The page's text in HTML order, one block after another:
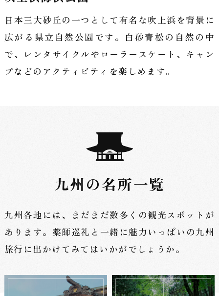
日本三大砂丘の一つとして有名な吹上浜を背景に
広がる県立自然公園です。白砂青松の自然の中
で、レンタサイクルやローラースケート、キャン
プなどのアクティビティを楽しめます。
九州の名所一覧
九州各地には、まだまだ数多くの観光スポットが
あります。 薬師巡礼と一緒に魅力いっぱいの九州
旅行に出かけてみてはいかがでしょうか。